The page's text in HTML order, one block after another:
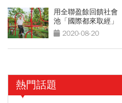
用全聯盈餘回饋社
池「國際都來取經」
2020-08-20
熱門話題